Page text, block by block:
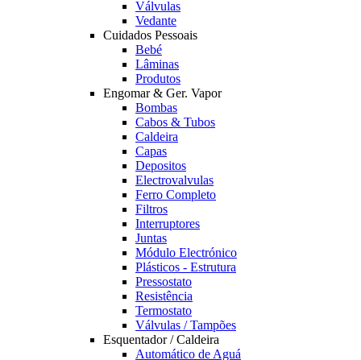
Válvulas
Vedante
Cuidados Pessoais
Bebé
Lâminas
Produtos
Engomar & Ger. Vapor
Bombas
Cabos & Tubos
Caldeira
Capas
Depositos
Electrovalvulas
Ferro Completo
Filtros
Interruptores
Juntas
Módulo Electrónico
Plásticos - Estrutura
Pressostato
Resistência
Termostato
Válvulas / Tampões
Esquentador / Caldeira
Automático de Aguá